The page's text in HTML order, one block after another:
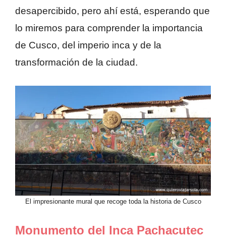
desapercibido, pero ahí está, esperando que
lo miremos para comprender la importancia
de Cusco, del imperio inca y de la
transformación de la ciudad.
El impresionante mural que recoge toda la historia de Cusco
Monumento del Inca Pachacutec